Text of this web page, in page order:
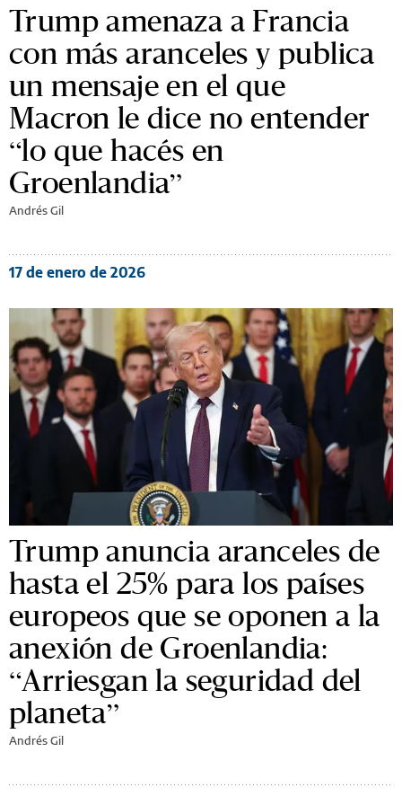
Trump amenaza a Francia
con más aranceles y publica
un mensaje en el que
Macron le dice no entender
“lo que hacés en
Groenlandia”
Andrés Gil
17 de enero de 2026
Trump anuncia aranceles de
hasta el 25% para los países
europeos que se oponen a la
anexión de Groenlandia:
“Arriesgan la seguridad del
planeta”
Andrés Gil